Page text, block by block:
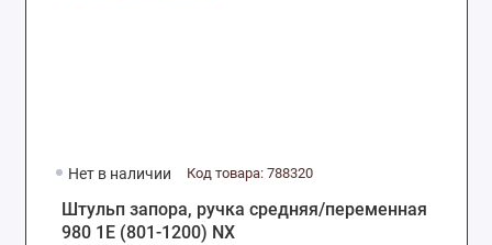
Нет в наличии Код товара: 788320
Штульп запора, ручка средняя/переменная
980 1Е (801-1200) NX